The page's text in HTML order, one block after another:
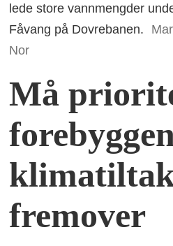
lede store vannmengder
Fåvang på Dovrebanen.
Nor
Må
fremover